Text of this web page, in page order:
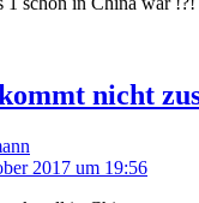
nicht
2017 um 19:56